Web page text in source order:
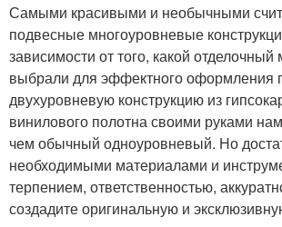
Самыми красивыми и необычными
подвесные многоуровневые
зависимости от того, какой
выбрали для эффектного оформления
двухуровневую конструкцию из
винилового полотна своими руками
чем обычный одноуровневый. Но
необходимыми материалами и
терпением, ответственностью,
создадите оригинальную и